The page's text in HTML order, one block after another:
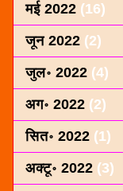
मई 2022 (16)
जून 2022 (2)
जुल॰ 2022 (4)
अग॰ 2022 (2)
सित॰ 2022 (1)
अक्टू॰ 2022 (3)